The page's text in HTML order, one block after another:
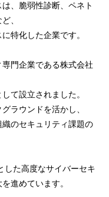
、脆弱性診断、ペネト
、
特化した企業です。
門企業である株式会社
て設立されました。
ラウンドを活かし、
のセキュリティ課題の
した高度なサイバーセキ
進めています。